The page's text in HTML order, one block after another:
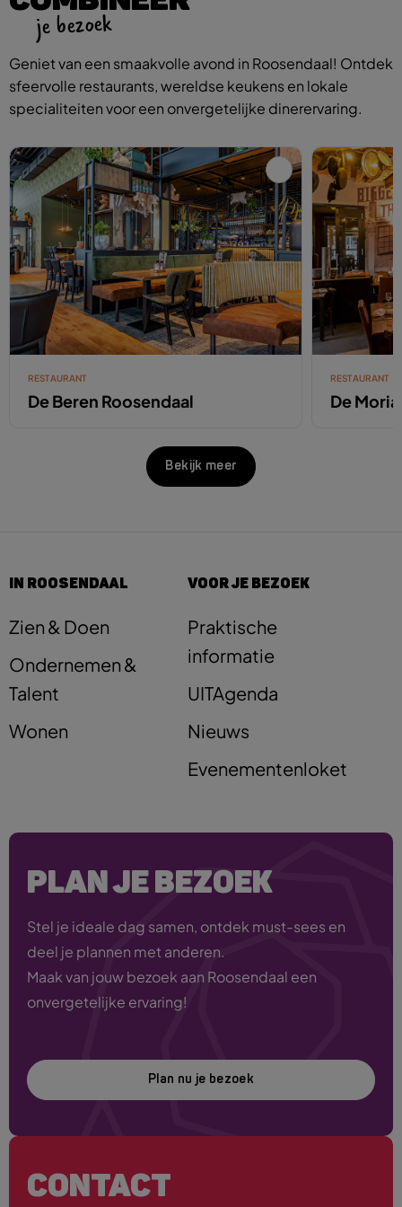
je bezoek
Geniet van een smaakvolle avond in Roosendaal! Ontdek
sfeervolle restaurants, wereldse keukens en lokale
specialiteiten voor een onvergetelijke dinerervaring.
RESTAURANT
De Beren Roosendaal
RESTAURANT
De
Bekijk meer
IN ROOSENDAAL
Zien & Doen
Ondernemen &
Talent
Wonen
VOOR JE BEZOEK
Praktische
informatie
UITAgenda
Nieuws
Evenementenloket
PLAN JE BEZOEK
Stel je ideale dag samen, ontdek must-sees en
deel je plannen met anderen.
Maak van jouw bezoek aan Roosendaal een
onvergetelijke ervaring!
Plan nu je bezoek
CONTACT